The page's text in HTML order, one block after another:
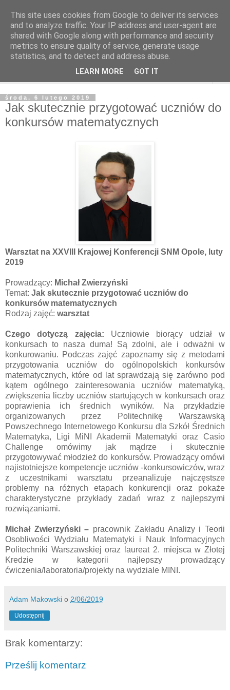
środa, 6 lutego 2019
Jak skutecznie przygotować uczniów do
konkursów matematycznych
Warsztat na XXVIII Krajowej Konferencji SNM Opole, luty
2019
Prowadzący: Michał Zwierzyński
Temat: Jak skutecznie przygotować uczniów do
konkursów matematycznych
Rodzaj zajęć: warsztat
Czego dotyczą zajęcia: Uczniowie biorący udział w
konkursach to nasza duma! Są zdolni, ale i odważni w
konkurowaniu. Podczas zajęć zapoznamy się z metodami
przygotowania uczniów do ogólnopolskich konkursów
matematycznych, które od lat sprawdzają się zarówno pod
kątem ogólnego zainteresowania uczniów matematyką,
zwiększenia liczby uczniów startujących w konkursach oraz
poprawienia ich średnich wyników. Na przykładzie
organizowanych przez Politechnikę Warszawską
Powszechnego Internetowego Konkursu dla Szkół Średnich
Matematyka, Ligi MiNI Akademii Matematyki oraz Casio
Challenge omówimy jak mądrze i skutecznie
przygotowywać młodzież do konkursów. Prowadzący omówi
najistotniejsze kompetencje uczniów -konkursowiczów, wraz
z uczestnikami warsztatu przeanalizuje najczęstsze
problemy na różnych etapach konkurencji oraz pokaże
charakterystyczne przykłady zadań wraz z najlepszymi
rozwiązaniami.
Michał Zwierzyński – pracownik Zakładu Analizy i Teorii
Osobliwości Wydziału Matematyki i Nauk Informacyjnych
Politechniki Warszawskiej oraz laureat 2. miejsca w Złotej
Kredzie w kategorii najlepszy prowadzący
ćwiczenia/laboratoria/projekty na wydziale MINI.
Adam Makowski o 2/06/2019
Udostępnij
Brak komentarzy:
Prześlij komentarz
This site uses cookies from Google to deliver its services
and to analyze traffic. Your IP address and user-agent are
shared with Google along with performance and security
metrics to ensure quality of service, generate usage
statistics, and to detect and address abuse.
LEARN MORE GOT IT